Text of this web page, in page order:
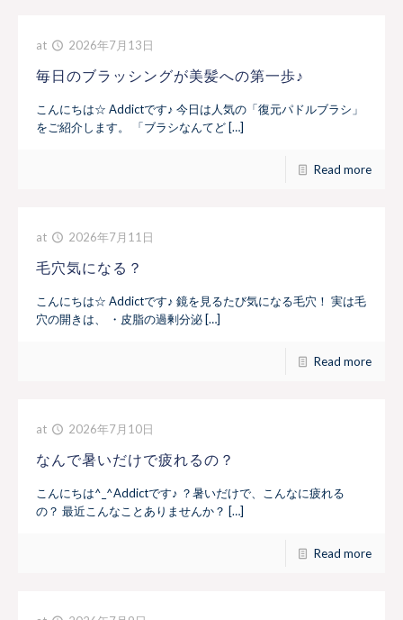
at 2026年7月13日
毎日のブラッシングが美髪への第一歩♪
こんにちは☆ Addictです♪ 今日は人気の「復元パドルブラシ」
をご紹介します。 「ブラシなんてど […]
Read more
at 2026年7月11日
毛穴気になる？
こんにちは☆ Addictです♪ 鏡を見るたび気になる毛穴！ 実は毛
穴の開きは、 ・皮脂の過剰分泌 […]
Read more
at 2026年7月10日
なんで暑いだけで疲れるの？
こんにちは^_^Addictです♪ ？暑いだけで、こんなに疲れる
の？ 最近こんなことありませんか？ […]
Read more